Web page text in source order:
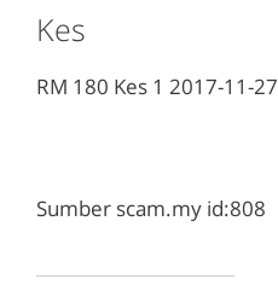
Kes
RM 180 Kes 1 2017-11-27
Sumber scam.my id:808